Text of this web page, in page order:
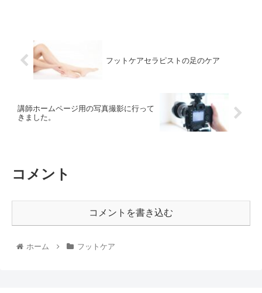
フットケアセラピストの足のケア
講師ホームページ用の写真撮影に行って
きました。
コメント
コメントを書き込む
ホーム フットケア